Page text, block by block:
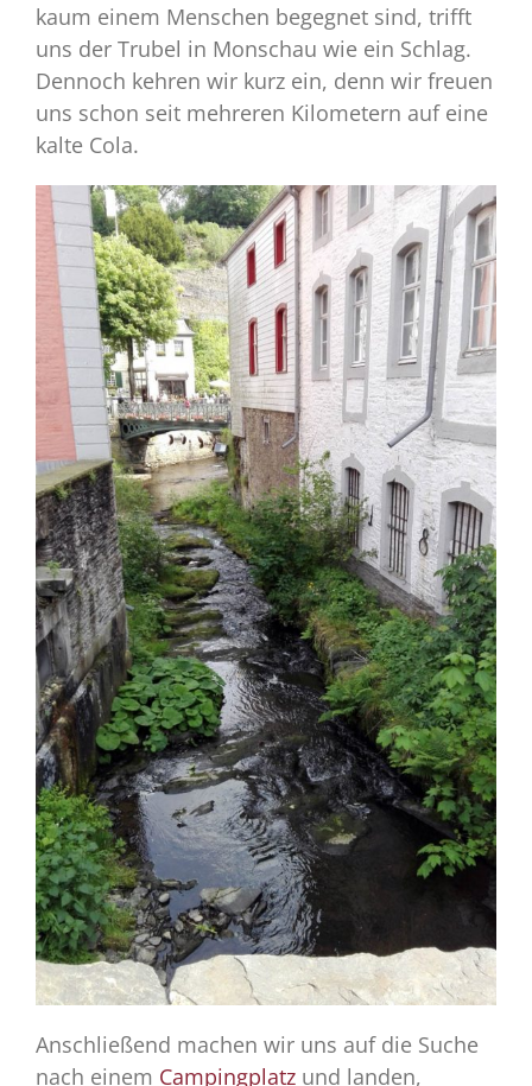
kaum einem Menschen begegnet sind, trifft
uns der Trubel in Monschau wie ein Schlag.
Dennoch kehren wir kurz ein, denn wir freuen
uns schon seit mehreren Kilometern auf eine
kalte Cola.
Anschließend machen wir uns auf die Suche
nach einem Campingplatz und landen,